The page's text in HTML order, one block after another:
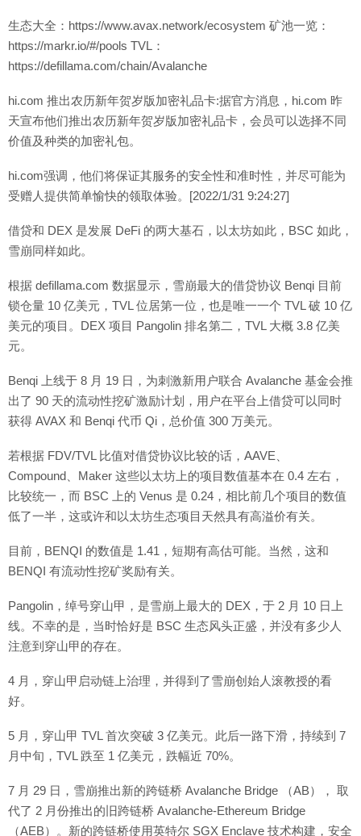
生态大全：https://www.avax.network/ecosystem 矿池一览：
https://markr.io/#/pools TVL：
https://defillama.com/chain/Avalanche
hi.com 推出农历新年贺岁版加密礼品卡:据官方消息，hi.com 昨
天宣布他们推出农历新年贺岁版加密礼品卡，会员可以选择不同
价值及种类的加密礼包。
hi.com强调，他们将保证其服务的安全性和准时性，并尽可能为
受赠人提供简单愉快的领取体验。[2022/1/31 9:24:27]
借贷和 DEX 是发展 DeFi 的两大基石，以太坊如此，BSC 如此，
雪崩同样如此。
根据 defillama.com 数据显示，雪崩最大的借贷协议 Benqi 目前
锁仓量 10 亿美元，TVL 位居第一位，也是唯一一个 TVL 破 10 亿
美元的项目。DEX 项目 Pangolin 排名第二，TVL 大概 3.8 亿美
元。
Benqi 上线于 8 月 19 日，为刺激新用户联合 Avalanche 基金会推
出了 90 天的流动性挖矿激励计划，用户在平台上借贷可以同时
获得 AVAX 和 Benqi 代币 Qi，总价值 300 万美元。
若根据 FDV/TVL 比值对借贷协议比较的话，AAVE、
Compound、Maker 这些以太坊上的项目数值基本在 0.4 左右，
比较统一，而 BSC 上的 Venus 是 0.24，相比前几个项目的数值
低了一半，这或许和以太坊生态项目天然具有高溢价有关。
目前，BENQI 的数值是 1.41，短期有高估可能。当然，这和
BENQI 有流动性挖矿奖励有关。
Pangolin，绰号穿山甲，是雪崩上最大的 DEX，于 2 月 10 日上
线。不幸的是，当时恰好是 BSC 生态风头正盛，并没有多少人
注意到穿山甲的存在。
4 月，穿山甲启动链上治理，并得到了雪崩创始人滚教授的看
好。
5 月，穿山甲 TVL 首次突破 3 亿美元。此后一路下滑，持续到 7
月中旬，TVL 跌至 1 亿美元，跌幅近 70%。
7 月 29 日，雪崩推出新的跨链桥 Avalanche Bridge （AB）， 取
代了 2 月份推出的旧跨链桥 Avalanche-Ethereum Bridge
（AEB）。新的跨链桥使用英特尔 SGX Enclave 技术构建，安全